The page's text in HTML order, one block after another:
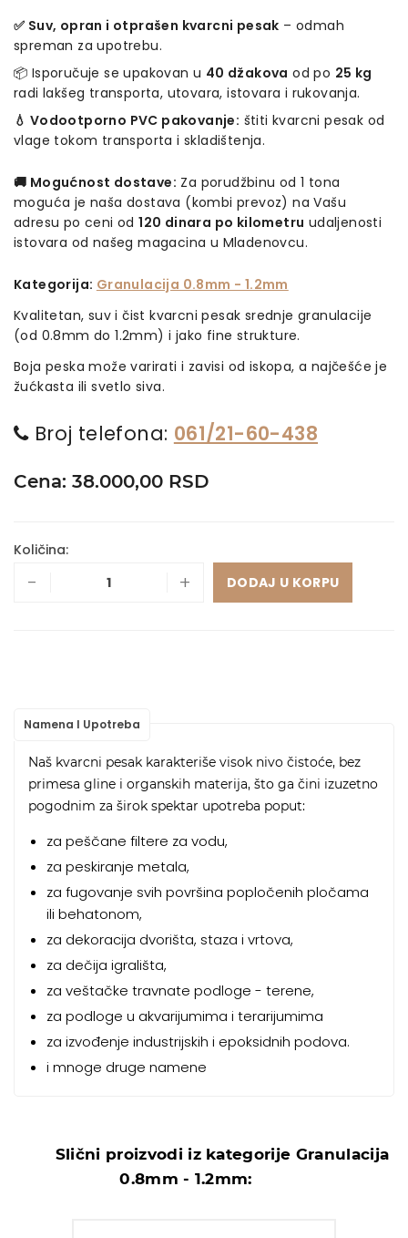
✅ Suv, opran i otprašen kvarcni pesak – odmah
spreman za upotrebu.
📦 Isporučuje se upakovan u 40 džakova od po 25 kg
radi lakšeg transporta, utovara, istovara i rukovanja.
💧 Vodootporno PVC pakovanje: štiti kvarcni pesak od
vlage tokom transporta i skladištenja.
🚚 Mogućnost dostave: Za porudžbinu od 1 tona
moguća je naša dostava (kombi prevoz) na Vašu
adresu po ceni od120 dinara po kilometru udaljenosti
istovara od našeg magacina u Mladenovcu.
Kategorija: Granulacija 0.8mm - 1.2mm
Kvalitetan, suv i čist kvarcni pesak srednje granulacije
(od 0.8mm do 1.2mm) i jako fine strukture.
Boja peska može varirati i zavisi od iskopa, a najčešće je
žućkasta ili svetlo siva.
Broj telefona: 061/21-60-438
Cena: 38.000,00 RSD
Količina:
- + DODAJ U KORPU
Namena I Upotreba
Naš kvarcni pesak karakteriše visok nivo čistoće, bez
primesa gline i organskih materija, što ga čini izuzetno
pogodnim za širok spektar upotreba poput:
za peščane filtere za vodu,
za peskiranje metala,
za fugovanje svih površina popločenih pločama
ili behatonom,
za dekoracija dvorišta, staza i vrtova,
za dečija igrališta,
za veštačke travnate podloge - terene,
za podloge u akvarijumima i terarijumima
za izvođenje industrijskih i epoksidnih podova.
i mnoge druge namene
Slični proizvodi iz kategorije Granulacija
0.8mm - 1.2mm: